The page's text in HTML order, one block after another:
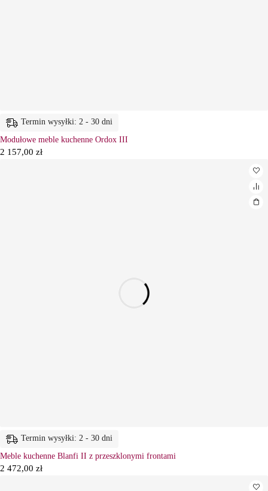
Termin wysyłki: 2 - 30 dni
Modułowe meble kuchenne Ordox III
2 157,00 zł
Termin wysyłki: 2 - 30 dni
Meble kuchenne Blanfi II z przeszklonymi frontami
2 472,00 zł